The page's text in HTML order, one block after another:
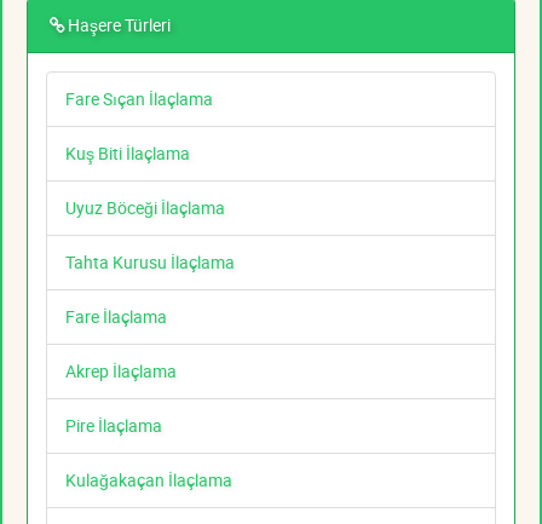
Haşere Türleri
Fare Sıçan İlaçlama
Kuş Biti İlaçlama
Uyuz Böceği İlaçlama
Tahta Kurusu İlaçlama
Fare İlaçlama
Akrep İlaçlama
Pire İlaçlama
Kulağakaçan İlaçlama